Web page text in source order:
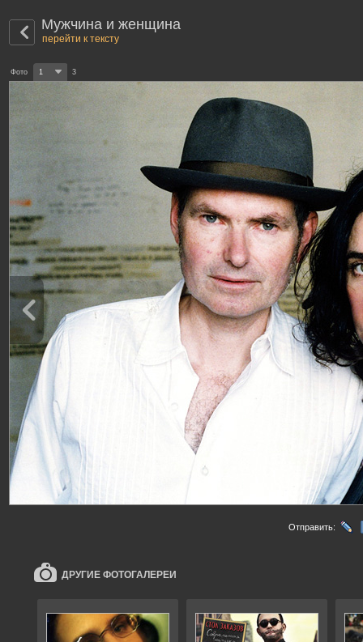
Мужчина и женщина
перейти к тексту
Фото 1 3
Отправить:
ДРУГИЕ ФОТОГАЛЕРЕИ